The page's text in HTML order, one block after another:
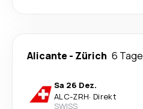
Alicante - Zürich 6 Tage
Sa 26 Dez.
ALC-ZRH· Direkt
SWISS